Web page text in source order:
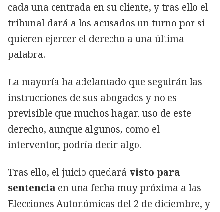
cada una centrada en su cliente, y tras ello el
tribunal dará a los acusados un turno por si
quieren ejercer el derecho a una última
palabra.
La mayoría ha adelantado que seguirán las
instrucciones de sus abogados y no es
previsible que muchos hagan uso de este
derecho, aunque algunos, como el
interventor, podría decir algo.
Tras ello, el juicio quedará visto para
sentencia en una fecha muy próxima a las
Elecciones Autonómicas del 2 de diciembre, y